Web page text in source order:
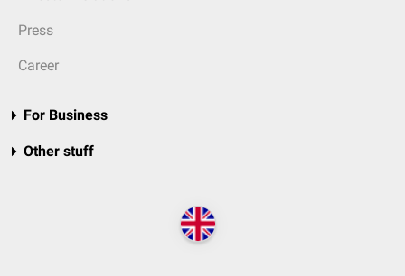
Press
Career
For Business
Other stuff